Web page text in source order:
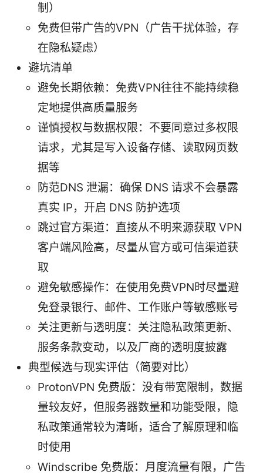
制）
免费但带广告的VPN（广告干扰体验，存
在隐私疑虑）
避坑清单
避免长期依赖：免费VPN往往不能持续稳
定地提供高质量服务
谨慎授权与数据权限：不要同意过多权限
请求，尤其是写入设备存储、读取网页数
据等
防范DNS 泄漏：确保 DNS 请求不会暴露
真实 IP，开启 DNS 防护选项
跳过官方渠道：直接从不明来源获取 VPN
客户端风险高，尽量从官方或可信渠道获
取
避免敏感操作：在使用免费VPN时尽量避
免登录银行、邮件、工作账户等敏感账号
关注更新与透明度：关注隐私政策更新、
服务条款变动，以及厂商的透明度披露
典型候选与现实评估（简要对比）
ProtonVPN 免费版：没有带宽限制，数据
量较友好，但服务器数量和功能受限，隐
私政策通常较为清晰，适合了解原理和临
时使用
Windscribe 免费版：月度流量有限，广告